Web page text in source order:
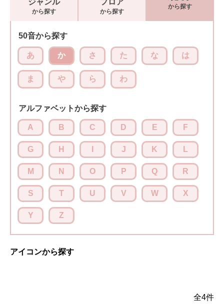
ジャンル
から探す
フロア
から探す
から探す
50音から探す
あ か さ た な は
ま や ら わ
アルファベットから探す
A B C D E F
G H J K L
M N O P Q R
S T U V W X
Y Z
アイコンから探す
全4件